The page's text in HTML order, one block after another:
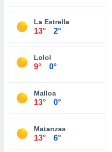
La Estrella
13° 2°
Lolol
9° 0°
Malloa
13° 0°
Matanzas
13° 6°